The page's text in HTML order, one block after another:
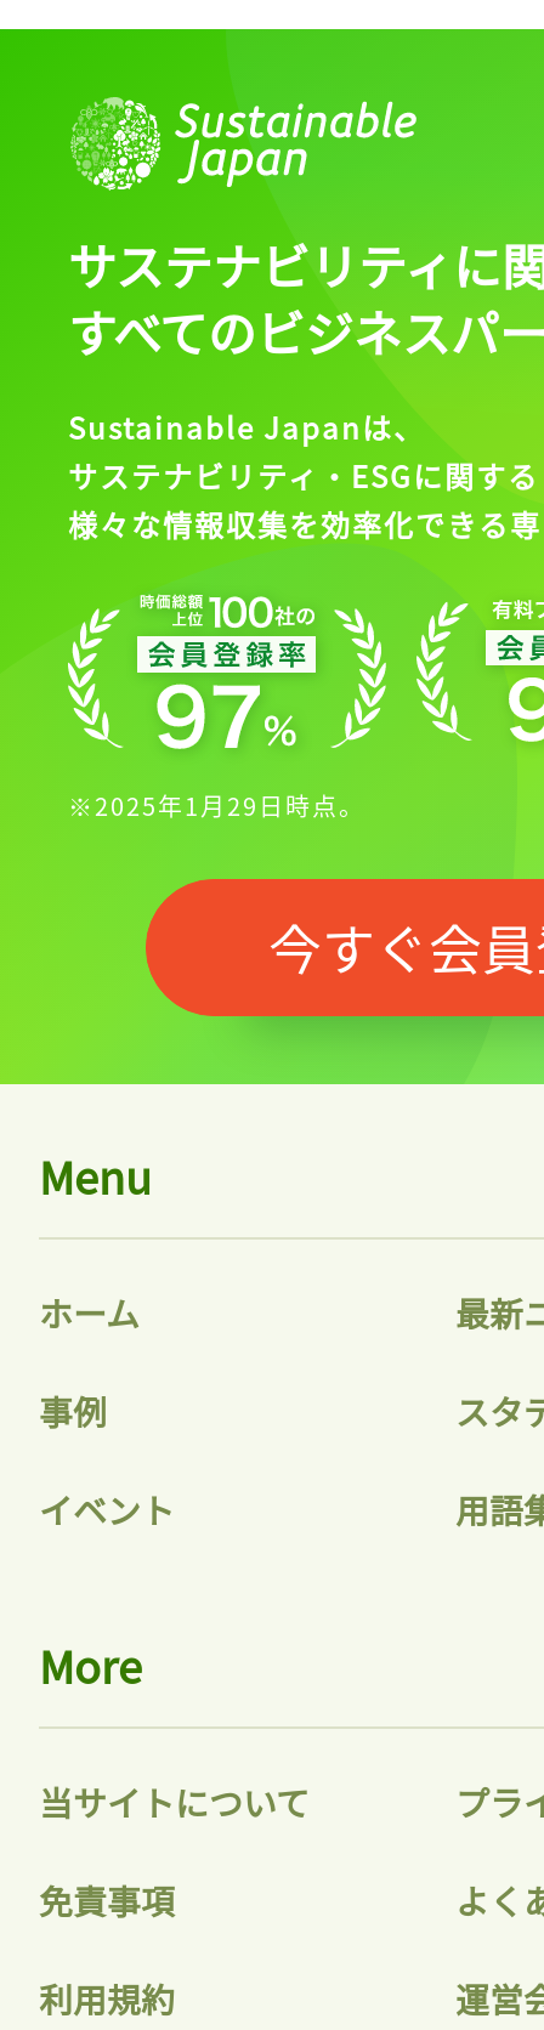
記事をお気に入りに
ログインが必
ログイン
会員登録
サステナビリティに
すべてのビジネスパ
Sustainable Japanは、
サステナビリティ・ESGに関する
様々な情報収集を効率化できる
※2025年1月29日時点。
今すぐ会
Menu
ホーム 最新
事例 スタ
イベント 用語
More
当サイトについて プラ
免責事項 よく
利用規約 運営